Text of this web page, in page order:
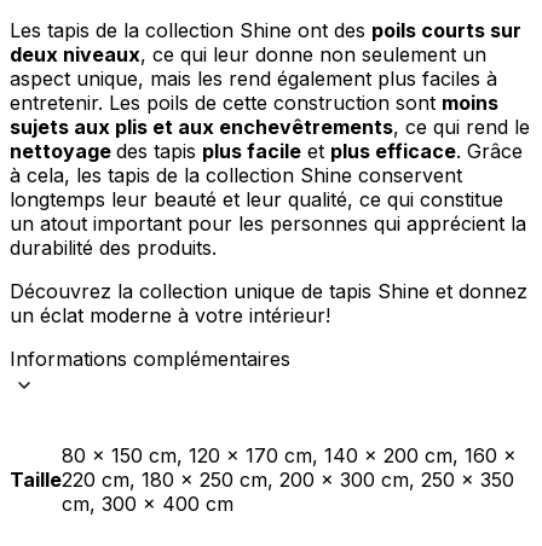
Les tapis de la collection Shine ont des poils courts sur
deux niveaux, ce qui leur donne non seulement un
aspect unique, mais les rend également plus faciles à
entretenir. Les poils de cette construction sont moins
sujets aux plis et aux enchevêtrements, ce qui rend le
nettoyage des tapis plus facile et plus efficace. Grâce
à cela, les tapis de la collection Shine conservent
longtemps leur beauté et leur qualité, ce qui constitue
un atout important pour les personnes qui apprécient la
durabilité des produits.
Découvrez la collection unique de tapis Shine et donnez
un éclat moderne à votre intérieur!
Informations complémentaires
Taille
80 x 150 cm, 120 x 170 cm, 140 x 200 cm, 160 x
220 cm, 180 x 250 cm, 200 x 300 cm, 250 x 350
cm, 300 x 400 cm